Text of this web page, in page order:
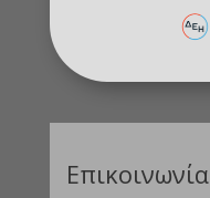
Επικοινωνία